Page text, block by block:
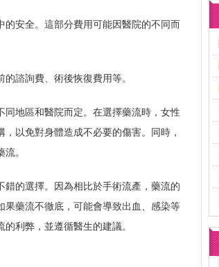
安全。這部分費用可能因醫院的不同而
諮詢費、術後恢復費用等。
地區和醫院而定。在選擇藥流時，女性
以免對身體造成不必要的傷害。同時，
。
的選擇。因為相比於手術流產，藥流的
藥流不徹底，可能會導致出血、感染等
利弊，並遵循醫生的建議。